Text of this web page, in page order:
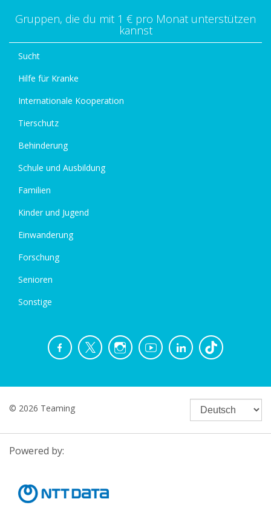
Gruppen, die du mit 1 € pro Monat unterstützen
kannst
Sucht
Hilfe für Kranke
Internationale Kooperation
Tierschutz
Behinderung
Schule und Ausbildung
Familien
Kinder und Jugend
Einwanderung
Forschung
Senioren
Sonstige
© 2026 Teaming
Powered by: